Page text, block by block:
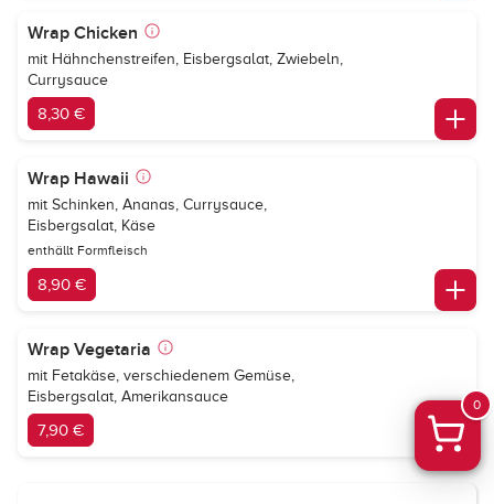
Wrap Chicken
mit Hähnchenstreifen, Eisbergsalat, Zwiebeln,
Currysauce
8,30 €
Wrap Hawaii
mit Schinken, Ananas, Currysauce,
Eisbergsalat, Käse
enthällt Formfleisch
8,90 €
Wrap Vegetaria
mit Fetakäse, verschiedenem Gemüse,
Eisbergsalat, Amerikansauce
7,90 €
0